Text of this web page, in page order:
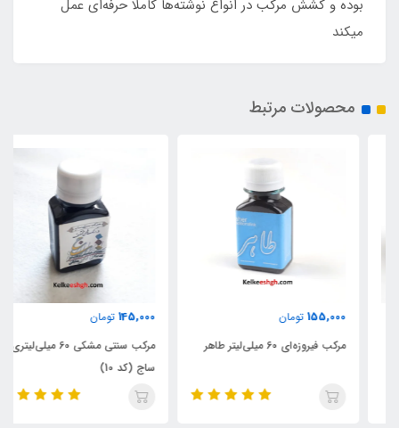
بوده و کشش مرکب در انواع نوشته‌ها کاملا حرفه‌ای عمل
میکند
محصولات مرتبط
155,000 تومان
مرکب فیروزه‌ای 60 میلی‌لیتر طاهر
145,000 تومان
مرکب سنتی مشکی 60 میلی‌لیتری
ساج (کد 10)